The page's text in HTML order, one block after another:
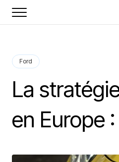
Ford
La
en Europe